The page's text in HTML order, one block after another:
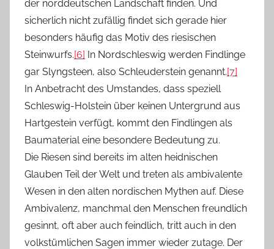
der norddeutschen Landschaft finden. Und
sicherlich nicht zufällig findet sich gerade hier
besonders häufig das Motiv des riesischen
Steinwurfs.[6] In Nordschleswig werden Findlinge
gar Slyngsteen, also Schleuderstein genannt.[7]
In Anbetracht des Umstandes, dass speziell
Schleswig-Holstein über keinen Untergrund aus
Hartgestein verfügt, kommt den Findlingen als
Baumaterial eine besondere Bedeutung zu.
Die Riesen sind bereits im alten heidnischen
Glauben Teil der Welt und treten als ambivalente
Wesen in den alten nordischen Mythen auf. Diese
Ambivalenz, manchmal den Menschen freundlich
gesinnt, oft aber auch feindlich, tritt auch in den
volkstümlichen Sagen immer wieder zutage. Der